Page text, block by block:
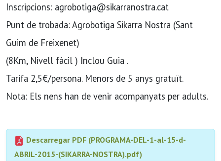
Inscripcions: agrobotiga@sikarranostra.cat
Punt de trobada: Agrobotiga Sikarra Nostra (Sant
Guim de Freixenet)
(8Km, Nivell fàcil ) Inclou Guia .
Tarifa 2,5€/persona. Menors de 5 anys gratuït.
Nota: Els nens han de venir acompanyats per adults.
Descarregar PDF (PROGRAMA-DEL-1-al-15-d-
ABRIL-2015-(SIKARRA-NOSTRA).pdf)